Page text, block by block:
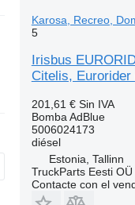
Karosa, Recreo,
5
Irisbus
Citelis, Eurorider
201,61 € Sin IVA
Bomba AdBlue
5006024173
diésel
Estonia, Tallinn
TruckParts Eesti OÜ
Contacte con el